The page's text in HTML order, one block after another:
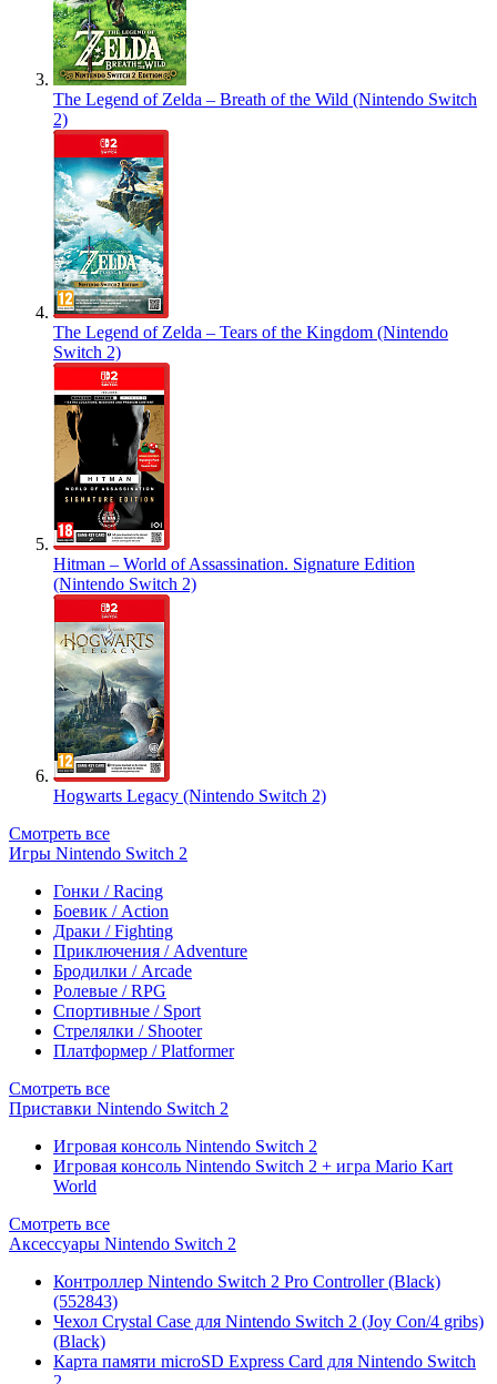
The Legend of Zelda – Breath of the Wild (Nintendo Switch
2)
The Legend of Zelda – Tears of the Kingdom (Nintendo
Switch 2)
Hitman – World of Assassination. Signature Edition
(Nintendo Switch 2)
Hogwarts Legacy (Nintendo Switch 2)
Смотреть все
Игры Nintendo Switch 2
Гонки / Racing
Боевик / Action
Драки / Fighting
Приключения / Adventure
Бродилки / Arcade
Ролевые / RPG
Спортивные / Sport
Стрелялки / Shooter
Платформер / Platformer
Смотреть все
Приставки Nintendo Switch 2
Игровая консоль Nintendo Switch 2
Игровая консоль Nintendo Switch 2 + игра Mario Kart
World
Смотреть все
Аксессуары Nintendo Switch 2
Контроллер Nintendo Switch 2 Pro Controller (Black)
(552843)
Чехол Сrystal Сase для Nintendo Switch 2 (Joy Con/4 gribs)
(Black)
Карта памяти microSD Express Card для Nintendo Switch